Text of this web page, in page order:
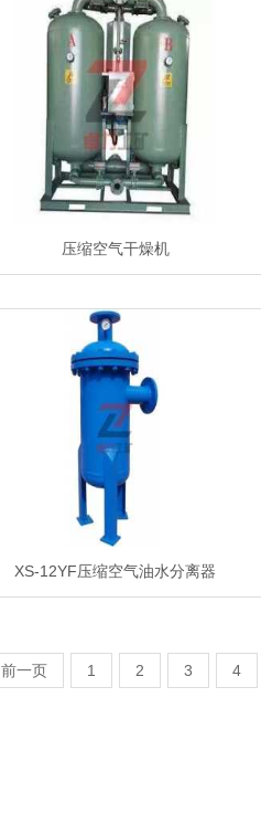
压缩空气干燥机
XS-12YF压缩空气油水分离器
前一页 1 2 3 4